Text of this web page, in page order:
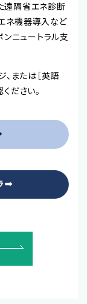
遠隔省エネ診断
ネ機器導入など
ニュートラル支
または［英語
ださい。